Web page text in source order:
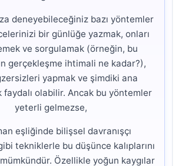
deneyebileceğiniz bazı yöntemler
bir günlüğe yazmak, onları
ve sorgulamak (örneğin, bu
gerçekleşme ihtimali ne kadar?),
yapmak ve şimdiki ana
faydalı olabilir. Ancak bu yöntemler
yeterli gelmezse,
eşliğinde bilişsel davranışçı
tekniklerle bu düşünce kalıplarını
Özellikle yoğun kaygılar